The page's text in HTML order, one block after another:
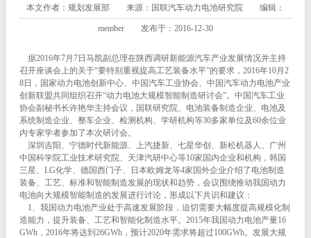
本文作者：规划发展部 来源：国联汽车动力电池研究院 编辑：
member 发布于：2016-12-30
据2016年7月7日马凯副总理在陕西调研新能源汽车产业发展情况并主持
召开座谈会上的关于“要特别重视提高工艺装备水平”的要求，2016年10月2
8日，国家动力电池创新中心、中国汽车工业协会、中国汽车动力电池产业
创新联盟共同组织召开“动力电池大规模智能制造研讨会”。中国汽车工业
协会副秘书长许艳华主持会议，国联研究院、电池装备制造企业、电池及
系统制造企业、整车企业、检测机构、学研机构等30多家单位及60余位业
内专家学者参加了本次研讨会。
深圳吉阳、宁德时代新能源、上汽捷新、七星华创、新松机器人、广州
中国科学院工业技术研究院、天津汽研中心等10家国内企业和机构，韩国
三星、LG化学、德国西门子、日本欧姆龙等4家国外企业介绍了电池制造
装备、工艺、标准和智能制造发展的现状和趋势，会议围绕推动我国动力
电池向大规模智能制造的发展进行讨论，形成以下共识和建议：
1、我国动力电池产业处于高速发展阶段，迫切需要大幅度提高规模化制
造能力，提升装备、工艺和智能化制造水平。2015年我国动力电池产量16
GWh，2016年将达到26GWh，预计2020年需求将超过100GWh。发展大规